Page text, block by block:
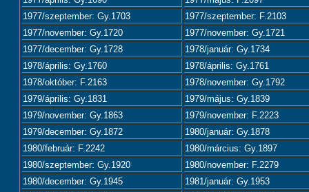
1977/szeptember: Gy.1703
1977/szeptember: F.2103
1977/november: Gy.1720
1977/november: Gy.1721
1977/december: Gy.1728
1978/január: Gy.1734
1978/április: Gy.1760
1978/április: Gy.1761
1978/október: F.2163
1978/november: Gy.1792
1979/április: Gy.1831
1979/május: Gy.1839
1979/november: Gy.1863
1979/november: F.2223
1979/december: Gy.1872
1980/január: Gy.1878
1980/február: F.2242
1980/március: Gy.1897
1980/szeptember: Gy.1920
1980/november: F.2279
1980/december: Gy.1945
1981/január: Gy.1953